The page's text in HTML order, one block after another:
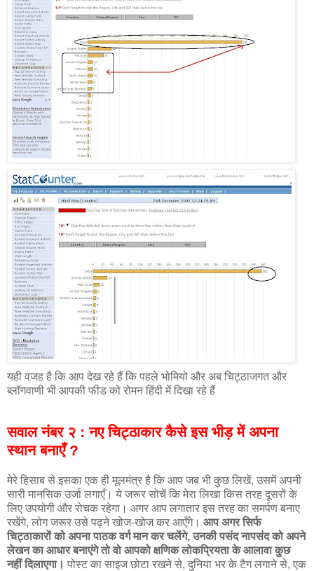
यही वजह है कि आप देख रहे हैं कि पहले भोमियो और अब चिट्ठाजगत और
ब्लॉगवाणी भी आपकी फीड को रोमन हिंदी में दिखा रहे हैं
सवाल नंबर २ : नए चिट्ठाकार कैसे इस भीड़ में अपना
स्थान बनाएँ ?
मेरे हिसाब से इसका एक ही मूलमंत्र है कि आप जब भी कुछ लिखें, उसमें अपनी
सारी मानसिक उर्जा लगाएँ। ये जरूर सोचें कि मेरा लिखा किस तरह दूसरों के
लिए उपयोगी और रोचक रहेगा। अगर आप लगातार इस तरह का समर्पण बनाए
रखेंगे, लोग जरूर उसे पढ़ने खोज-खोज कर आएँगे। आप अगर सिर्फ
चिट्ठाकारों को अपना पाठक वर्ग मान कर चलेंगे, उनकी पसंद नापसंद को अपने
लेखन का आधार बनाएंगे तो वो आपको क्षणिक लोकप्रियता के आलावा कुछ
नहीं दिलाएगा। पोस्ट का साइज छोटा रखने से, दुनिया भर के टैग लगाने से, एक